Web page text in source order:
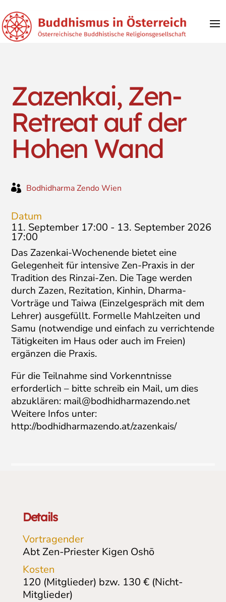
Zazenkai, Zen-
Retreat auf der
Hohen Wand
 Bodhidharma Zendo Wien
Datum
11. September 17:00 - 13. September 2026
17:00
Das Zazenkai-Wochenende bietet eine
Gelegenheit für intensive Zen-Praxis in der
Tradition des Rinzai-Zen. Die Tage werden
durch Zazen, Rezitation, Kinhin, Dharma-
Vorträge und Taiwa (Einzelgespräch mit dem
Lehrer) ausgefüllt. Formelle Mahlzeiten und
Samu (notwendige und einfach zu verrichtende
Tätigkeiten im Haus oder auch im Freien)
ergänzen die Praxis.
Für die Teilnahme sind Vorkenntnisse
erforderlich – bitte schreib ein Mail, um dies
abzuklären: mail@bodhidharmazendo.net
Weitere Infos unter:
http://bodhidharmazendo.at/zazenkais/
Details
Vortragender
Abt Zen-Priester Kigen Oshō
Kosten
120 (Mitglieder) bzw. 130 € (Nicht-
Mitglieder)